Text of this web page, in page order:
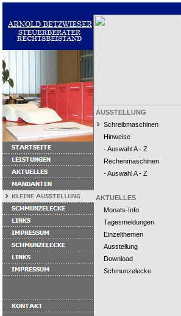
AUSSTELLUNG
Schreibmaschinen
Hinweise
- Auswahl A - Z
Rechenmaschinen
- Auswahl A - Z
AKTUELLES
Monats-Info
Tagesmeldungen
Einzelthemen
Ausstellung
Download
Schmunzelecke